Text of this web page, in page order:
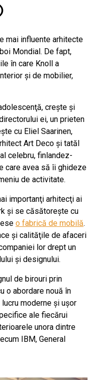
mai influente arhitecte
Mondial. De fapt,
în care Knoll a
şi de mobilier,
creşte şi
ei, un prieten
cu Eliel Saarinen,
Art Deco şi tatăl
celebru, finlandez-
care avea să îi ghideze
de activitate.
importanţi arhitecţi ai
şi se căsătoreşte cu
o fabrică de mobilă.
şi calităţile de afaceri
lor drept un
şi designului.
de birouri prin
o abordare nouă în
moderne şi uşor
ale fiecărui
unora dintre
IBM, General